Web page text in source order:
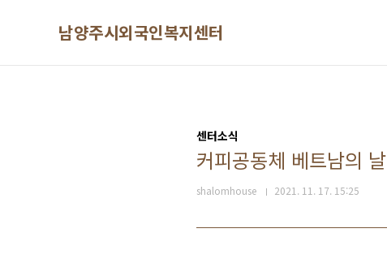
남양주시외국인복지센터
센터소식
커피공동체 베트남의 날
shalomhouse 2021. 11. 17. 15:25